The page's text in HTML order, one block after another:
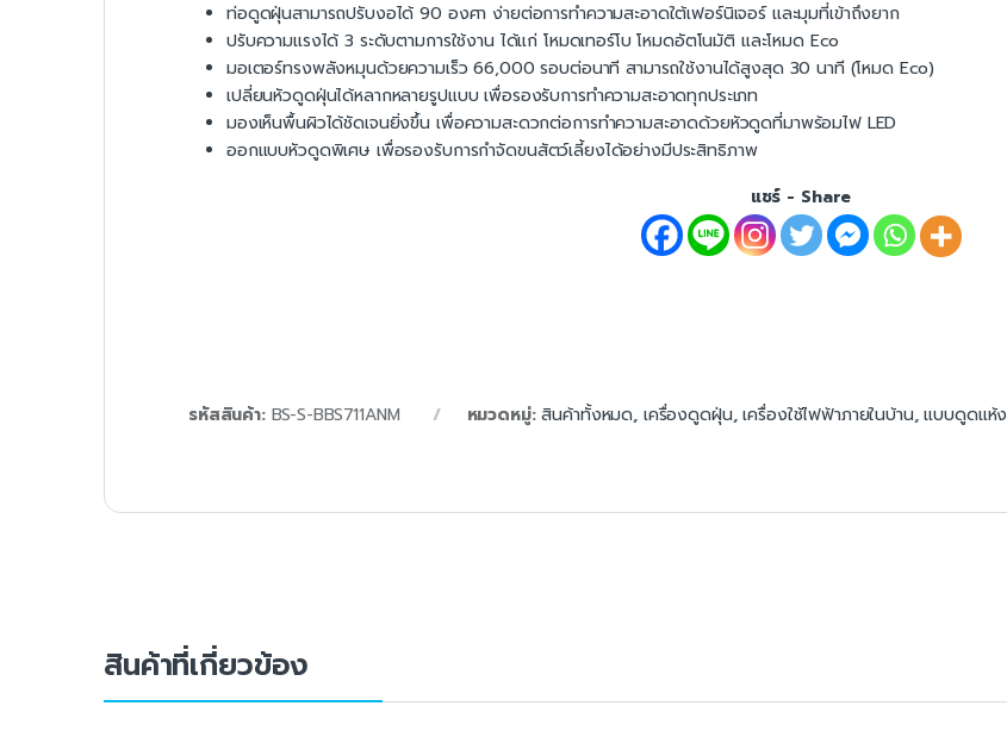
ท่อดูดฝุ่นสามารถปรับงอได้ 90 องศา ง่ายต่อการทำความสะอาดใต้เฟอร์นิเจอร์ และมุมที่เข้าถึงยาก
ปรับความแรงได้ 3 ระดับตามการใช้งาน ได้แก่ โหมดเทอร์โบ โหมดอัตโนมัติ และโหมด Eco
มอเตอร์ทรงพลังหมุนด้วยความเร็ว 66,000 รอบต่อนาที สามารถใช้งานได้สูงสุด 30 นาที (โหมด Eco)
เปลี่ยนหัวดูดฝุ่นได้หลากหลายรูปแบบ เพื่อรองรับการทำความสะอาดทุกประเภท
มองเห็นพื้นผิวได้ชัดเจนยิ่งขึ้น เพื่อความสะดวกต่อการทำความสะอาดด้วยหัวดูดที่มาพร้อมไฟ LED
ออกแบบหัวดูดพิเศษ เพื่อรองรับการกำจัดขนสัตว์เลี้ยงได้อย่างมีประสิทธิภาพ
แชร์ - Share
รหัสสินค้า: BS-S-BBS711ANM หมวดหมู่:สินค้าทั้งหมด, เครื่องดูดฝุ่น,เครื่องใช้ไฟฟ้าภายในบ้าน,แบบดูดแห้ง
สินค้าที่เกี่ยวข้อง